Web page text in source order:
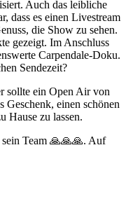
Auch das leibliche
dass es einen Livestream
die Show zu sehen.
gezeigt. Im Anschluss
Carpendale-Doku.
Sendezeit?
sollte ein Open Air von
Geschenk, einen schönen
Hause zu lassen.
Team 🙏🙏🙏. Auf